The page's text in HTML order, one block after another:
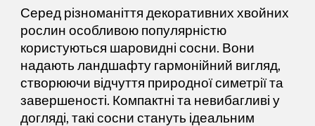
Серед різноманіття декоративних хвойних
рослин особливою популярністю
користуються шаровидні сосни. Вони
надають ландшафту гармонійний вигляд,
створюючи відчуття природної симетрії та
завершеності. Компактні та невибагливі у
догляді, такі сосни стануть ідеальним